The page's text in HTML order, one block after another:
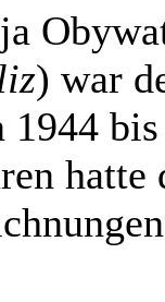
) war
1944
hatte